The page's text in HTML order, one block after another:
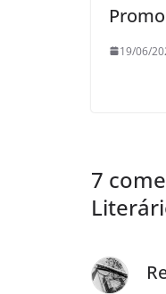
19/06/
7